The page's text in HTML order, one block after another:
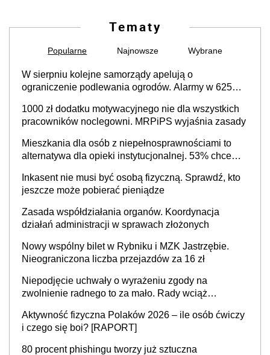
Tematy
Popularne Najnowsze Wybrane
W sierpniu kolejne samorządy apelują o
ograniczenie podlewania ogrodów. Alarmy w 625
cały kraj
1000 zł dodatku motywacyjnego nie dla wszystkich
pracowników noclegowni. MRPiPS wyjaśnia zasady
Mieszkania dla osób z niepełnosprawnościami to
alternatywa dla opieki instytucjonalnej. 53% chce
Inkasent nie musi być osobą fizyczną. Sprawdź, kto
jeszcze może pobierać pieniądze
Zasada współdziałania organów. Koordynacja
działań administracji w sprawach złożonych
Nowy wspólny bilet w Rybniku i MZK Jastrzębie.
Nieograniczona liczba przejazdów za 16 zł
Niepodjęcie uchwały o wyrażeniu zgody na
zwolnienie radnego to za mało. Rady wciąż
sprawy
Aktywność fizyczna Polaków 2026 – ile osób ćwiczy
i czego się boi? [RAPORT]
80 procent phishingu tworzy już sztuczna